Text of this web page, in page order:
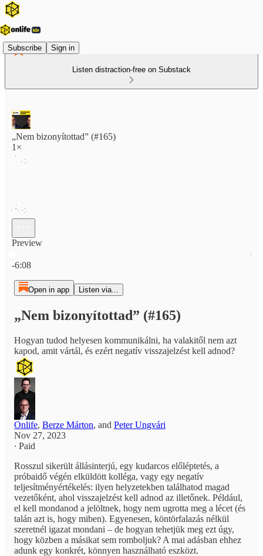
Subscribe Sign in
Listen distraction-free on Substack
„Nem bizonyítottad” (#165)
1×
Preview
-6:08
Open in app Listen via...
„Nem bizonyítottad” (#165)
Hogyan tudod helyesen kommunikálni, ha valakitől nem azt
kapod, amit vártál, és ezért negatív visszajelzést kell adnod?
Onlife, Berze Márton, and Peter Ungvári
Nov 27, 2023
∙ Paid
Rosszul sikerült állásinterjú, egy kudarcos előléptetés, a
próbaidő végén elküldött kolléga, vagy egy negatív
teljesítményértékelés: ilyen helyzetekben találhatod magad
vezetőként, ahol visszajelzést kell adnod az illetőnek. Például,
el kell mondanod a jelöltnek, hogy nem ugrotta meg a lécet (és
talán azt is, hogy miben). Egyenesen, köntörfalazás nélkül
szeretnél igazat mondani – de hogyan tehetjük meg ezt úgy,
hogy közben a másikat sem romboljuk? A mai adásban ehhez
adunk egy konkrét, könnyen használható eszközt.